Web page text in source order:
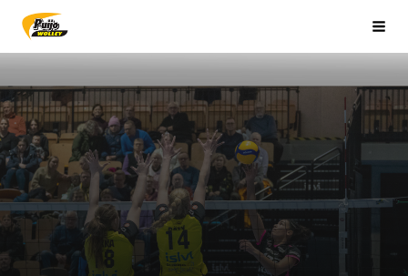
Siirry
sivun
Sivuston etusivulle